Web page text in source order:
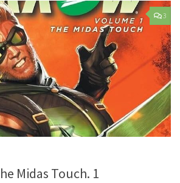
3
Midas Touch. 1